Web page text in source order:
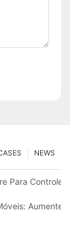
NEWS
Para Controle
Aumente